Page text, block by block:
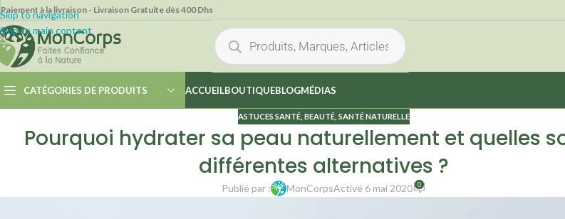
Skip to navigation
Skip to main content
Paiement à la livraison - Livraison Gratuite dès 400 Dhs
CATÉGORIES DE PRODUITS ACCUEILBOUTIQUEBLOGMÉDIAS
ASTUCES SANTÉ, BEAUTÉ, SANTÉ NATURELLE
Pourquoi hydrater sa peau naturellement et quelles
différentes alternatives ?
Publié par : MonCorpsActivé 6 mai 2020 0